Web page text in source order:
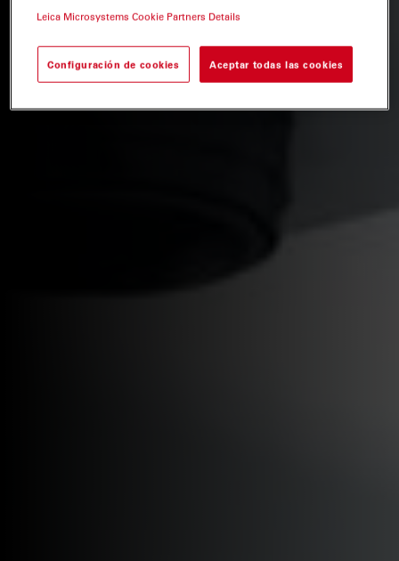
Leica Microsystems Cookie Partners Details
Configuración de cookies Aceptar todas las cookies